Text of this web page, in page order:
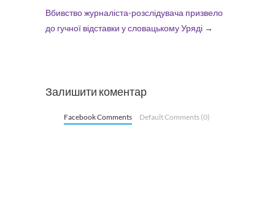
Вбивство журналіста-розслідувача призвело
до гучної відставки у словацькому Уряді →
Залишити коментар
Facebook Comments Default Comments (0)